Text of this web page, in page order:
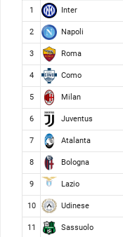
1 Inter
2 Napoli
3 Roma
4 Como
5 Milan
6 Juventus
7 Atalanta
8 Bologna
9 Lazio
10 Udinese
11 Sassuolo